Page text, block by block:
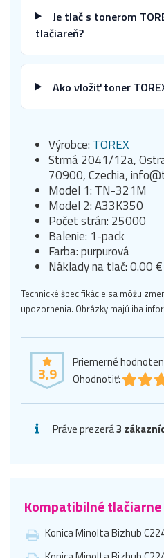
Je tlač s tonerom
tlačiareň?
Ako vložiť toner
Výrobce:TOREX
Strmá 2041/12a,
70900, Czechia,
Model 1: TN-321M
Model 2: A33K350
Počet strán: 25000
Balenie: 1-pack
Farba: purpurová
Náklady na tlač: 0.00
Technické špecifikácie sa môžu
upozornenia. Obrázky majú iba
3,9
Priemerné
Ohodnotiť:
Práve prezerá3
Kompatibilné tlačiarne
Konica Minolta Bizhub